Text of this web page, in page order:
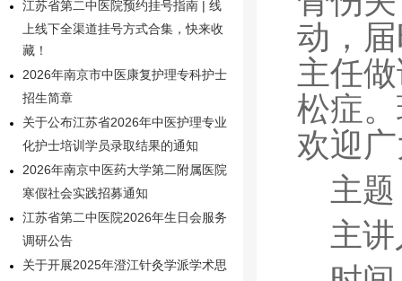
江苏省第二中医院预约挂号指南 | 线
上线下全渠道挂号方式合集，快来收
藏！
2026年南京市中医康复护理专科护士
招生简章
关于公布江苏省2026年中医护理专业
化护士培训学员录取结果的通知
2026年南京中医药大学第二附属医院
寒假社会实践招募通知
江苏省第二中医院2026年生日会服务
调研公告
关于开展2025年澄江针灸学派学术思
动，
主任
松症
欢迎
主
主